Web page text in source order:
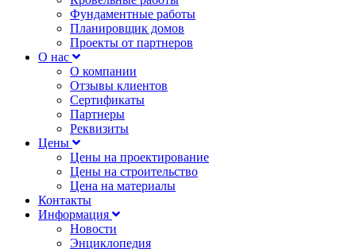
Фундаментные работы
Планировщик домов
Проекты от партнеров
О нас
О компании
Отзывы клиентов
Сертификаты
Партнеры
Реквизиты
Цены
Цены на проектирование
Цены на строительство
Цена на материалы
Контакты
Информация
Новости
Энциклопедия